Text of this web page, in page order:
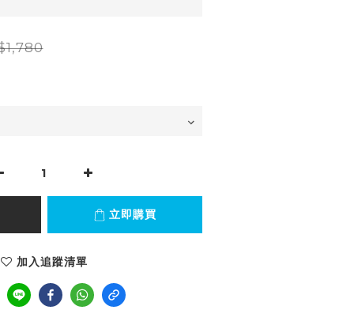
立即購買
加入追蹤清單